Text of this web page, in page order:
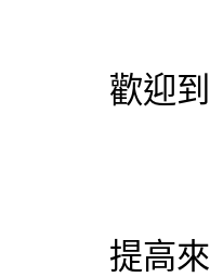
歡迎到
提高